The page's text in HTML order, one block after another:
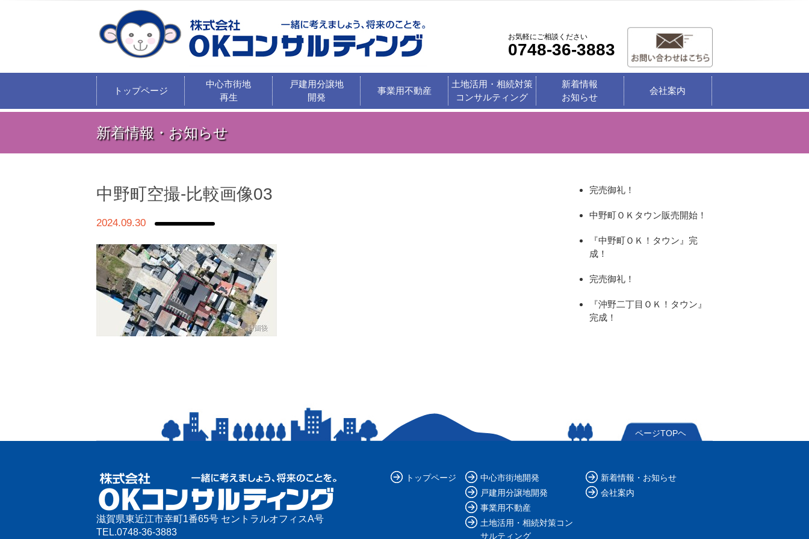
お気軽にご相談ください
0748-36-3883
トップページ
中心市街地
再生
戸建用分譲地
開発
事業用不動産
土地活用・相続対策
コンサルティング
新着情報
お知らせ
会社案内
新着情報・お知らせ
中野町空撮-比較画像03
2024.09.30
完売御礼！
中野町ＯＫタウン販売開始！
『中野町ＯＫ！タウン』完
成！
完売御礼！
『沖野二丁目ＯＫ！タウン』
完成！
ページTOPヘ
トップページ
中心市街地開発
戸建用分譲地開発
事業用不動産
土地活用・相続対策コン
サルティング
新着情報・お知らせ
会社案内
滋賀県東近江市幸町1番65号 セントラルオフィスA号
TEL.0748-36-3883